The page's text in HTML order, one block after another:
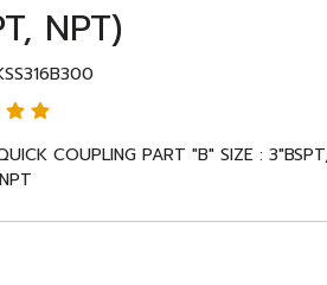
NPT)
COUPLING PART "B" SIZE :